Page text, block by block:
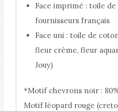
Face imprimé : toile
fournisseurs français
Face uni : toile de
fleur crème, fleur
Jouy)
*Motif chevrons noir :
Motif léopard rouge